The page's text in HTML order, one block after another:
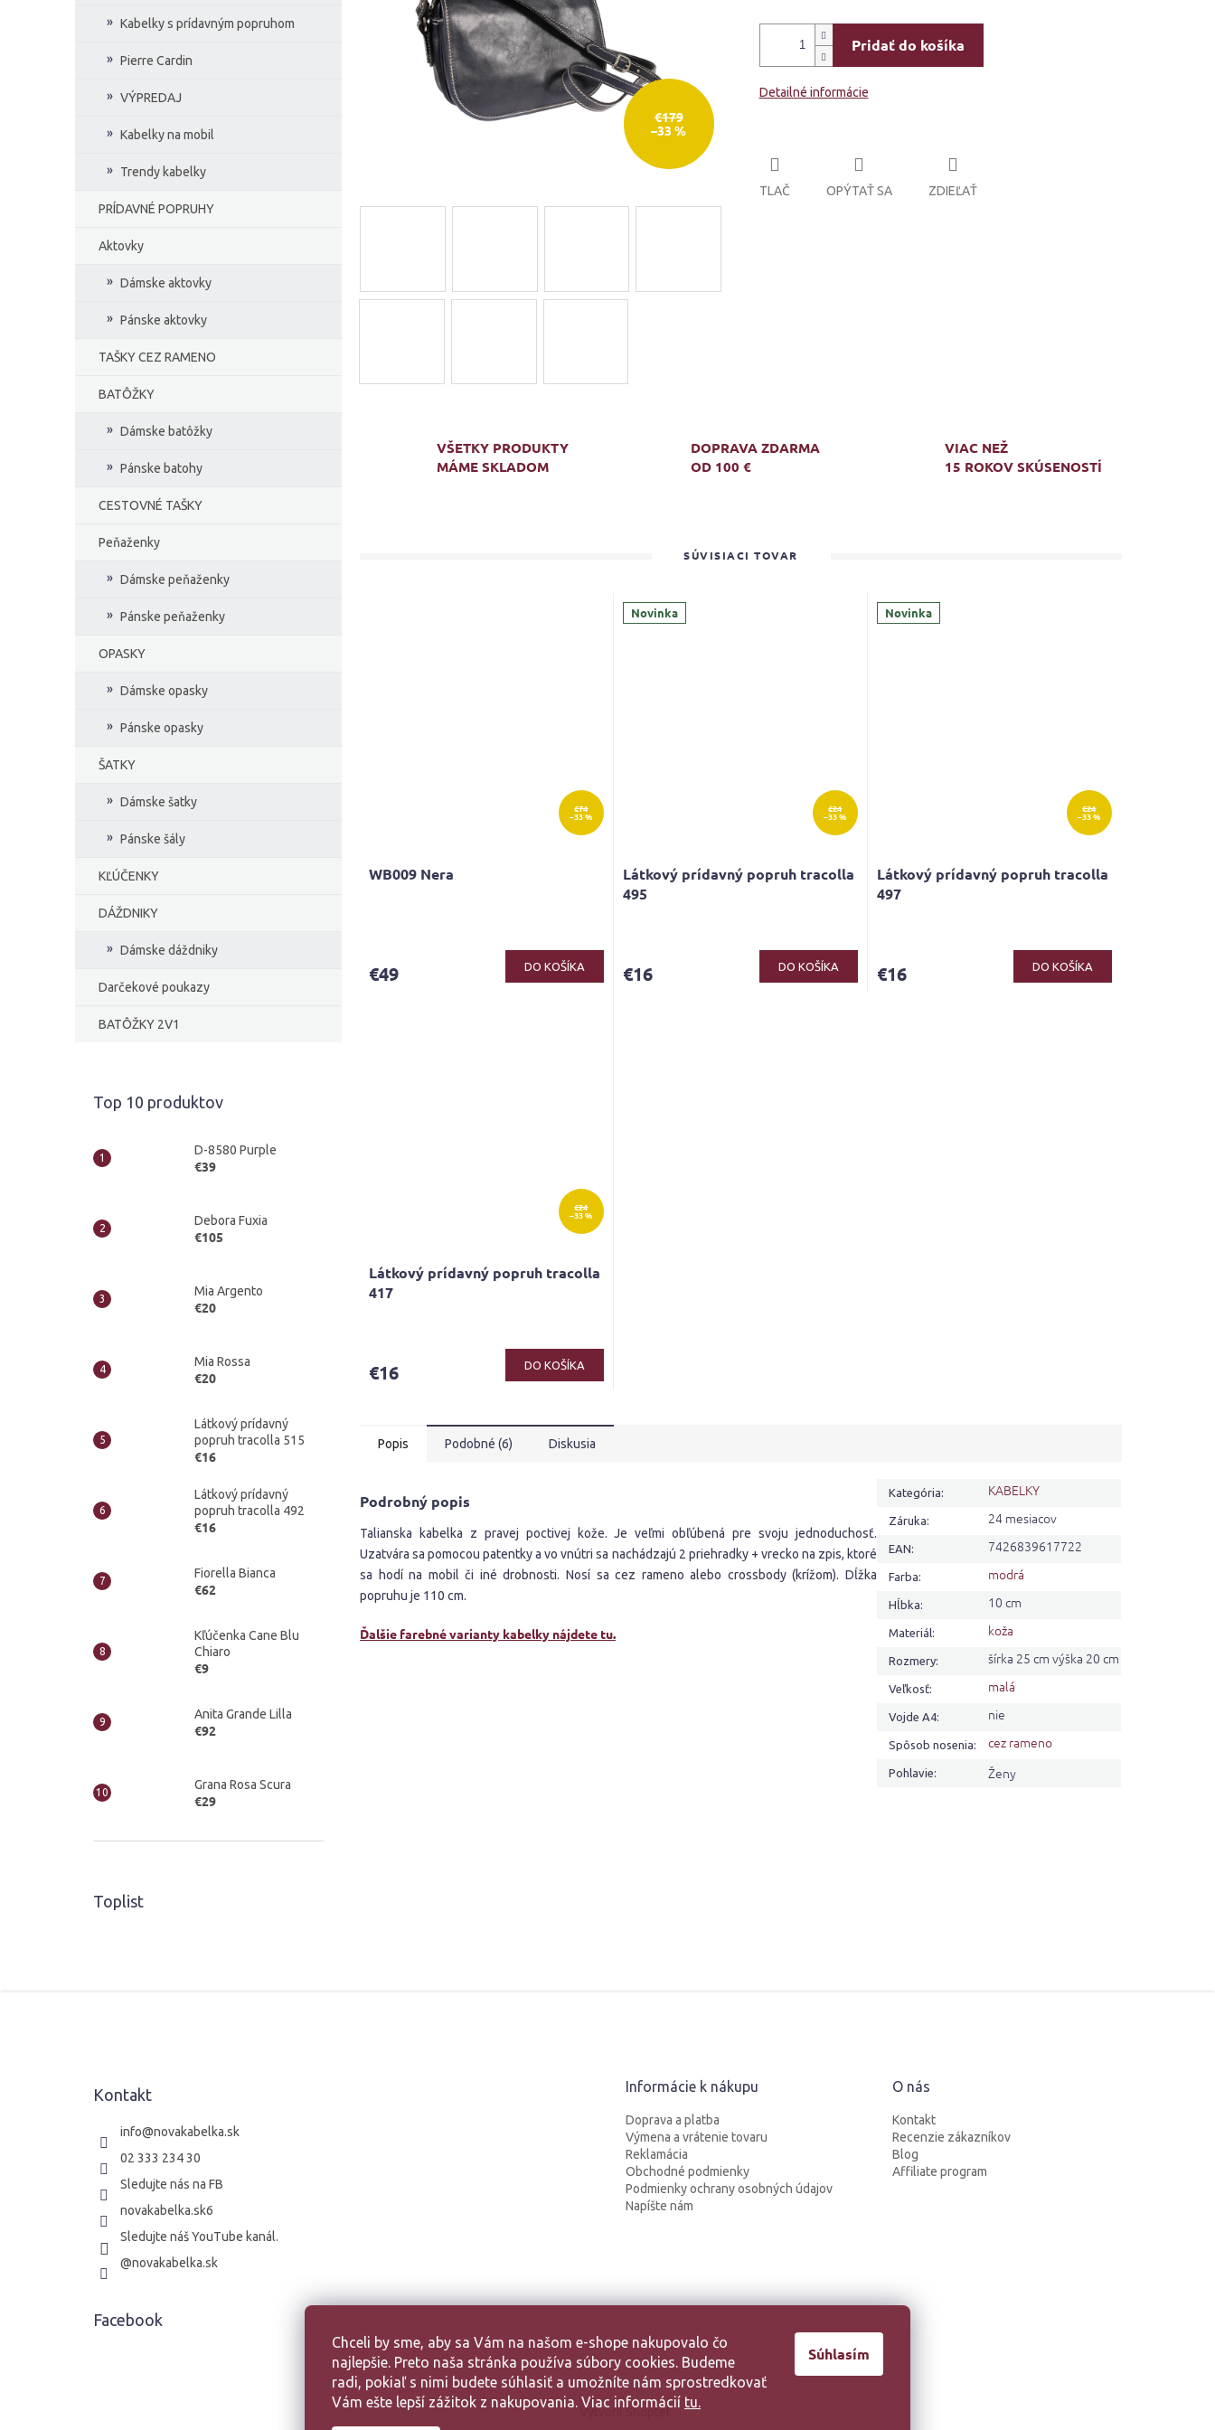
Chceli by sme, aby sa Vám na našom e-shope nakupovalo čo
najlepšie. Preto naša stránka používa súbory cookies. Budeme
radi, pokiaľ s nimi budete súhlasiť a umožníte nám sprostredkovať
Vám ešte lepší zážitok z nakupovania. Viac informácií tu.
Súhlasím
Kabelky s prídavným popruhom
Pierre Cardin
VÝPREDAJ
Kabelky na mobil
Trendy kabelky
PRÍDAVNÉ POPRUHY
Aktovky
Dámske aktovky
Pánske aktovky
TAŠKY CEZ RAMENO
BATÔŽKY
Dámske batôžky
Pánske batohy
CESTOVNÉ TAŠKY
Peňaženky
Dámske peňaženky
Pánske peňaženky
OPASKY
Dámske opasky
Pánske opasky
ŠATKY
Dámske šatky
Pánske šály
KĽÚČENKY
DÁŽDNIKY
Dámske dáždniky
Darčekové poukazy
BATÔŽKY 2V1
Top 10 produktov
D-8580 Purple
€39
Debora Fuxia
€105
Mia Argento
€20
Mia Rossa
€20
Látkový prídavný
popruh tracolla 515
€16
Látkový prídavný
popruh tracolla 492
€16
Fiorella Bianca
€62
Kľúčenka Cane Blu
Chiaro
€9
Anita Grande Lilla
€92
Grana Rosa Scura
€29
Toplist
€179
–33 %
Pridať do košíka
Detailné informácie
TLAČ OPÝTAŤ SA ZDIEĽAŤ
VŠETKY PRODUKTY
MÁME SKLADOM
DOPRAVA ZDARMA
OD 100 €
VIAC NEŽ
15 ROKOV SKÚSENOSTÍ
SÚVISIACI TOVAR
€74
–33 %
WB009 Nera
je
€49 DO KOŠÍKA
Novinka
€24
–33 %
Látkový prídavný popruh tracolla
495
€16 DO KOŠÍKA
Novinka
€24
–33 %
Látkový prídavný popruh tracolla
497
€16 DO KOŠÍKA
€24
–33 %
Látkový prídavný popruh tracolla
417
€16 DO KOŠÍKA
Popis Podobné (6) Diskusia
Podrobný popis
Talianska kabelka z pravej poctivej kože. Je veľmi obľúbená pre svoju jednoduchosť.
Uzatvára sa pomocou patentky a vo vnútri sa nachádzajú 2 priehradky + vrecko na zpis, ktoré
sa hodí na mobil či iné drobnosti. Nosí sa cez rameno alebo crossbody (krížom). Dĺžka
popruhu je 110 cm.
Ďalšie farebné varianty kabelky nájdete tu.
Kategória: KABELKY
Záruka: 24 mesiacov
EAN: 7426839617722
Farba: modrá
Hĺbka: 10 cm
Materiál: koža
Rozmery: šírka 25 cm výška 20 cm
Veľkosť: malá
Vojde A4: nie
Spôsob nosenia: cez rameno
Pohlavie: Ženy
Kontakt
info@novakabelka.sk
02 333 234 30
Sledujte nás na FB
novakabelka.sk6
Sledujte náš YouTube kanál.
@novakabelka.sk
Informácie k nákupu
Doprava a platba
Výmena a vrátenie tovaru
Reklamácia
Obchodné podmienky
Podmienky ochrany osobných údajov
Napíšte nám
O nás
Kontakt
Recenzie zákazníkov
Blog
Affiliate program
Facebook
Vytvoril Shoptet